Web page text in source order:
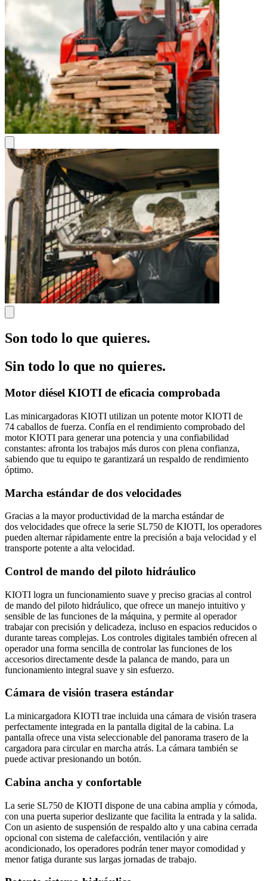
Son todo lo que quieres.
Sin todo lo que no quieres.
Motor diésel KIOTI de eficacia comprobada
Las minicargadoras KIOTI utilizan un potente motor KIOTI de
74 caballos de fuerza. Confía en el rendimiento comprobado del
motor KIOTI para generar una potencia y una confiabilidad
constantes: afronta los trabajos más duros con plena confianza,
sabiendo que tu equipo te garantizará un respaldo de rendimiento
óptimo.
Marcha estándar de dos velocidades
Gracias a la mayor productividad de la marcha estándar de
dos velocidades que ofrece la serie SL750 de KIOTI, los operadores
pueden alternar rápidamente entre la precisión a baja velocidad y el
transporte potente a alta velocidad.
Control de mando del piloto hidráulico
KIOTI logra un funcionamiento suave y preciso gracias al control
de mando del piloto hidráulico, que ofrece un manejo intuitivo y
sensible de las funciones de la máquina, y permite al operador
trabajar con precisión y delicadeza, incluso en espacios reducidos o
durante tareas complejas. Los controles digitales también ofrecen al
operador una forma sencilla de controlar las funciones de los
accesorios directamente desde la palanca de mando, para un
funcionamiento integral suave y sin esfuerzo.
Cámara de visión trasera estándar
La minicargadora KIOTI trae incluida una cámara de visión trasera
perfectamente integrada en la pantalla digital de la cabina. La
pantalla ofrece una vista seleccionable del panorama trasero de la
cargadora para circular en marcha atrás. La cámara también se
puede activar presionando un botón.
Cabina ancha y confortable
La serie SL750 de KIOTI dispone de una cabina amplia y cómoda,
con una puerta superior deslizante que facilita la entrada y la salida.
Con un asiento de suspensión de respaldo alto y una cabina cerrada
opcional con sistema de calefacción, ventilación y aire
acondicionado, los operadores podrán tener mayor comodidad y
menor fatiga durante sus largas jornadas de trabajo.